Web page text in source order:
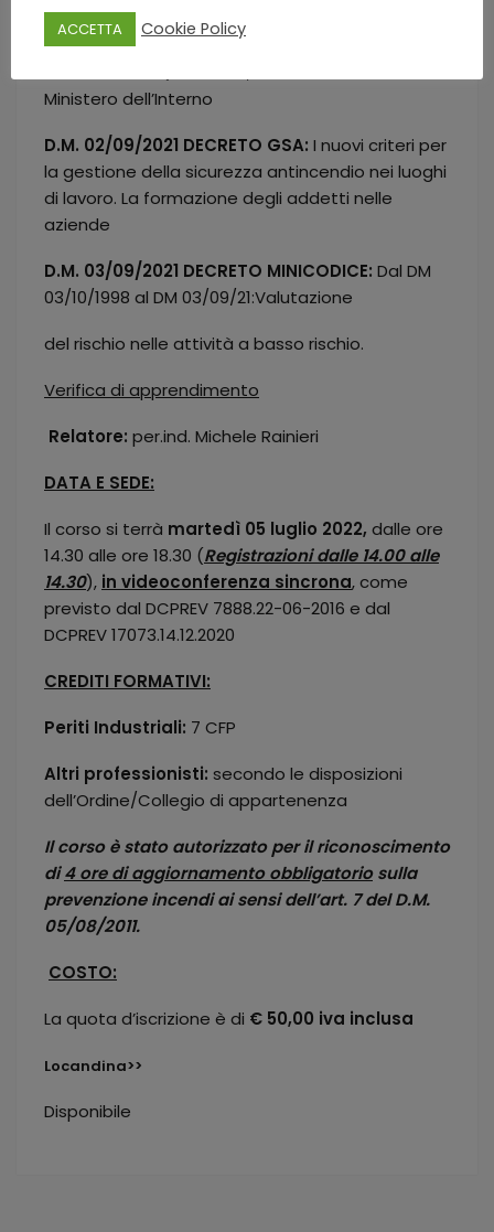
D.M. 01/09/2021 DECRETO CONTROLLI:
L’introduzione della figura del Tecnico
Ministero dell’Interno
D.M. 02/09/2021 DECRETO GSA: I nuovi criteri per
la gestione della sicurezza antincendio nei luoghi
di lavoro. La formazione degli addetti nelle
aziende
D.M. 03/09/2021 DECRETO MINICODICE: Dal DM
03/10/1998 al DM 03/09/21:Valutazione
del rischio nelle attività a basso rischio.
Verifica di apprendimento
Relatore: per.ind. Michele Rainieri
DATA E SEDE:
Il corso si terrà martedì 05 luglio 2022, dalle ore
14.30 alle ore 18.30 (Registrazioni dalle 14.00 alle
14.30), in videoconferenza sincrona, come
previsto dal DCPREV 7888.22-06-2016 e dal
DCPREV 17073.14.12.2020
CREDITI FORMATIVI:
Periti Industriali: 7 CFP
Altri professionisti: secondo le disposizioni
dell’Ordine/Collegio di appartenenza
Il corso è stato autorizzato per il riconoscimento
di4 ore di aggiornamento obbligatorio sulla
prevenzione incendi ai sensi dell’art. 7 del D.M.
05/08/2011.
COSTO:
La quota d’iscrizione è di € 50,00 iva inclusa
Locandina>>
Disponibile
ACCETTA Cookie Policy